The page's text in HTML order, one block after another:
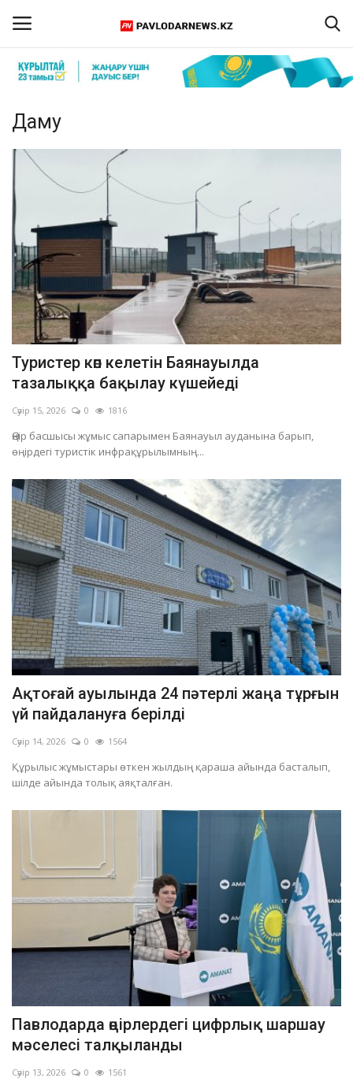
Тіркелу
Бізбен байланыс
ПАВЛОДАР ОБЛЫСЫ
ҚАЗАҚСТАН
ӘЛЕМ
Спорт
ОЙЫН-САУЫҚ
АРНАЙЫ ЖОБА
OFFICIAL
Құрылтай
Тілді тандаңыз
Қазақша Русский
Даму
Туристер көп келетін Баянауылда
тазалыққа бақылау күшейеді
Сәуір 15, 2026 0 1816
Өңір басшысы жұмыс сапарымен Баянауыл ауданына барып,
өңірдегі туристік инфрақұрылымның...
Ақтоғай ауылында 24 пәтерлі жаңа тұрғын
үй пайдалануға берілді
Сәуір 14, 2026 0 1564
Құрылыс жұмыстары өткен жылдың қараша айында басталып,
шілде айында толық аяқталған.
Павлодарда өңірлердегі цифрлық шаршау
мәселесі талқыланды
Сәуір 13, 2026 0 1561